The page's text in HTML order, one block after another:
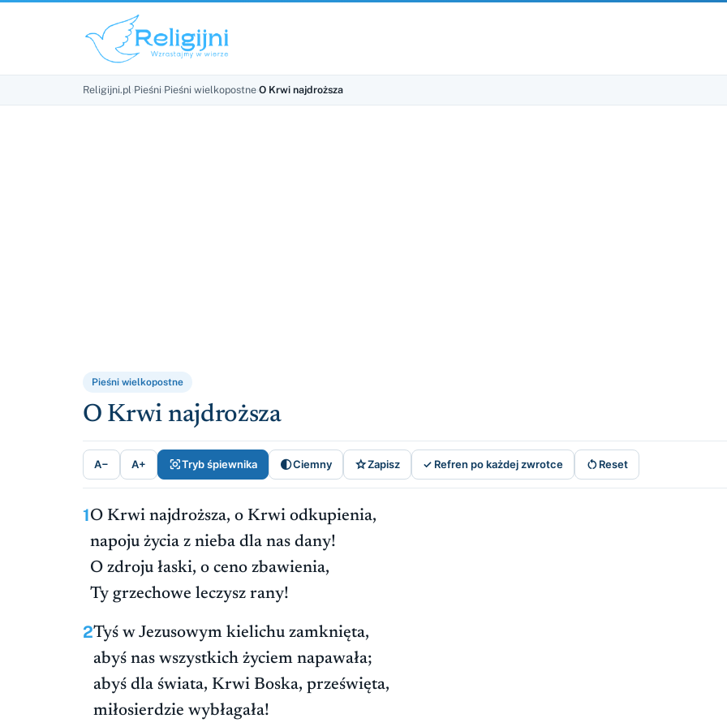
Religijni.pl›Pieśni›Pieśni wielkopostne›O Krwi najdroższa
Pieśni wielkopostne
O Krwi najdroższa
A− A+ Tryb śpiewnika Ciemny Zapisz ✓ Refren po każdej zwrotce Reset
1O Krwi najdroższa, o Krwi odkupienia,
napoju życia z nieba dla nas dany!
O zdroju łaski, o ceno zbawienia,
Ty grzechowe leczysz rany!
2Tyś w Jezusowym kielichu zamknięta,
abyś nas wszystkich życiem napawała;
abyś dla świata, Krwi Boska, prześwięta,
miłosierdzie wybłagała!